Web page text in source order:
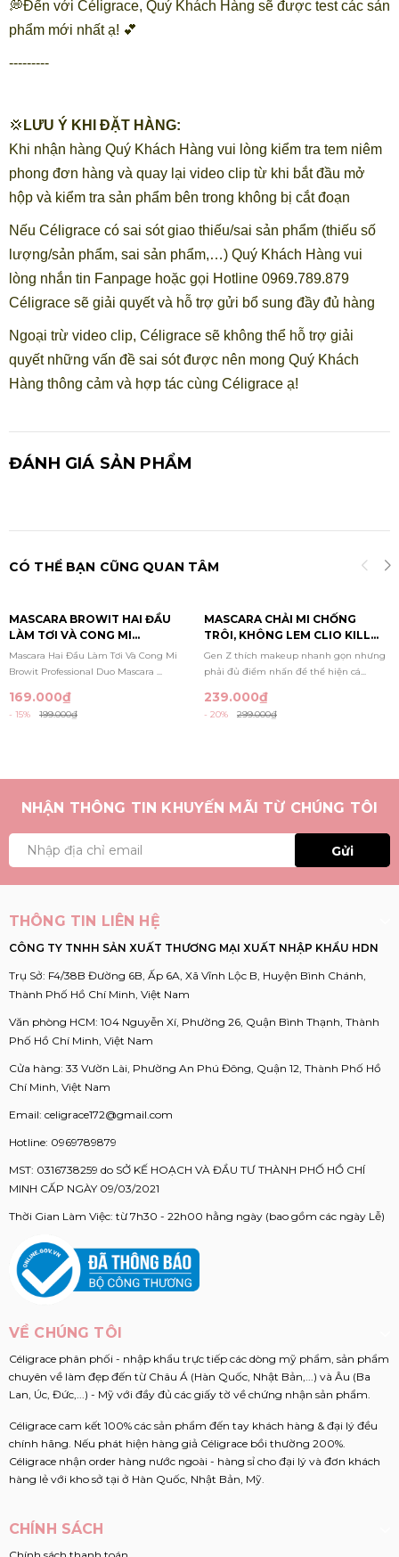
💭Đến với Céligrace, Quý Khách Hàng sẽ được test các sản
phẩm mới nhất ạ! 💕
---------
💢 LƯU Ý KHI ĐẶT HÀNG:
Khi nhận hàng Quý Khách Hàng vui lòng kiểm tra tem niêm
phong đơn hàng và quay lại video clip từ khi bắt đầu mở
hộp và kiểm tra sản phẩm bên trong không bị cắt đoạn
Nếu Céligrace có sai sót giao thiếu/sai sản phẩm (thiếu số
lượng/sản phẩm, sai sản phẩm,…) Quý Khách Hàng vui
lòng nhắn tin Fanpage hoặc gọi Hotline 0969.789.879
Céligrace sẽ giải quyết và hỗ trợ gửi bổ sung đầy đủ hàng
Ngoại trừ video clip, Céligrace sẽ không thể hỗ trợ giải
quyết những vấn đề sai sót được nên mong Quý Khách
Hàng thông cảm và hợp tác cùng Céligrace ạ!
ĐÁNH GIÁ SẢN PHẨM
CÓ THỂ BẠN CŨNG QUAN TÂM
MASCARA BROWIT HAI ĐẦU
LÀM TƠI VÀ CONG MI
PROFESSIONAL DUO MASCARA
#SEXY BLACK 4G +4G
Mascara Hai Đầu Làm Tơi Và Cong Mi
Browit Professional Duo Mascara ...
169.000₫
- 15% 199.000₫
MASCARA CHẢI MI CHỐNG
TRÔI, KHÔNG LEM CLIO KILL
LASH SUPERPROOF MASCARA
7G
Gen Z thích makeup nhanh gọn nhưng
phải đủ điểm nhấn để thể hiện cá...
239.000₫
- 20% 299.000₫
NHẬN THÔNG TIN KHUYẾN MÃI TỪ CHÚNG TÔI
Gửi
THÔNG TIN LIÊN HỆ
CÔNG TY TNHH SẢN XUẤT THƯƠNG MẠI XUẤT NHẬP KHẨU HDN
Trụ Sở: F4/38B Đường 6B, Ấp 6A, Xã Vĩnh Lộc B, Huyện Bình Chánh,
Thành Phố Hồ Chí Minh, Việt Nam
Văn phòng HCM: 104 Nguyễn Xí, Phường 26, Quận Bình Thạnh, Thành
Phố Hồ Chí Minh, Việt Nam
Cửa hàng: 33 Vườn Lài, Phường An Phú Đông, Quận 12, Thành Phố Hồ
Chí Minh, Việt Nam
Email: celigrace172@gmail.com
Hotline: 0969789879
MST: 0316738259 do SỞ KẾ HOẠCH VÀ ĐẦU TƯ THÀNH PHỐ HỒ CHÍ
MINH CẤP NGÀY 09/03/2021
Thời Gian Làm Việc: từ 7h30 - 22h00 hằng ngày (bao gồm các ngày Lễ)
VỀ CHÚNG TÔI
Céligrace phân phối - nhập khẩu trực tiếp các dòng mỹ phẩm, sản phẩm
chuyên về làm đẹp đến từ Châu Á (Hàn Quốc, Nhật Bản,...) và Âu (Ba
Lan, Úc, Đức,...) - Mỹ với đầy đủ các giấy tờ về chứng nhận sản phẩm.
Céligrace cam kết 100% các sản phẩm đến tay khách hàng & đại lý đều
chính hãng. Nếu phát hiện hàng giả Céligrace bồi thường 200%.
Céligrace nhận order hàng nước ngoài - hàng sỉ cho đại lý và đơn khách
hàng lẻ với kho sở tại ở Hàn Quốc, Nhật Bản, Mỹ.
CHÍNH SÁCH